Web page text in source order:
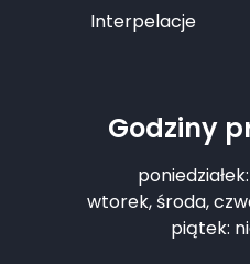
Interpelacje
Godziny
wtorek, środa,
piątek: